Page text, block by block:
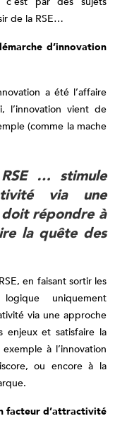
de la RSE…
d’innovation
a été l’affaire
l’innovation vient de
(comme la mache
… stimule
via une
répondre à
la quête des
en faisant sortir les
uniquement
via une approche
enjeux et satisfaire la
à l’innovation
ou encore à la
facteur d’attractivité